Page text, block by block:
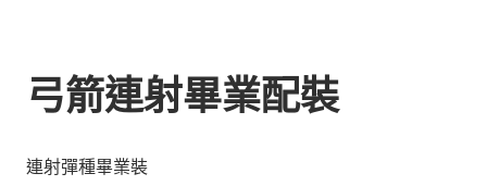
弓箭連射畢業配裝
連射彈種畢業裝